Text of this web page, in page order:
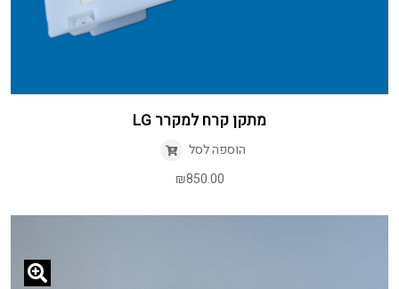
מתקן קרח למקרר LG
הוספה לסל
₪850.00